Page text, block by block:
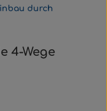
durch
4-Wege